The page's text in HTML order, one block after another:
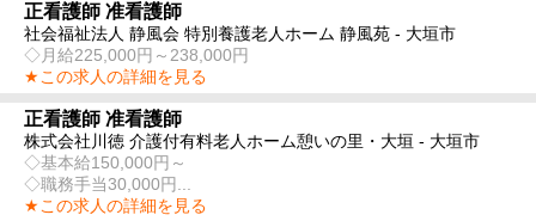
正看護師 准看護師
社会福祉法人 静風会 特別養護老人ホーム 静風苑 - 大垣市
◇月給225,000円～238,000円
★この求人の詳細を見る
正看護師 准看護師
株式会社川徳 介護付有料老人ホーム憩いの里・大垣 - 大垣市
◇基本給150,000円～
◇職務手当30,000円...
★この求人の詳細を見る